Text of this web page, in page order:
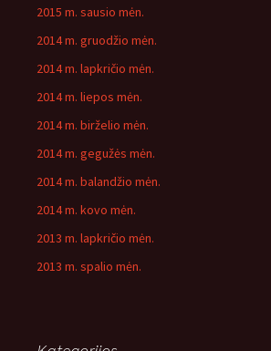
2015 m. sausio mėn.
2014 m. gruodžio mėn.
2014 m. lapkričio mėn.
2014 m. liepos mėn.
2014 m. birželio mėn.
2014 m. gegužės mėn.
2014 m. balandžio mėn.
2014 m. kovo mėn.
2013 m. lapkričio mėn.
2013 m. spalio mėn.